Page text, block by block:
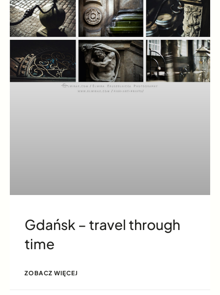
Gdańsk – travel through
time
ZOBACZ WIĘCEJ